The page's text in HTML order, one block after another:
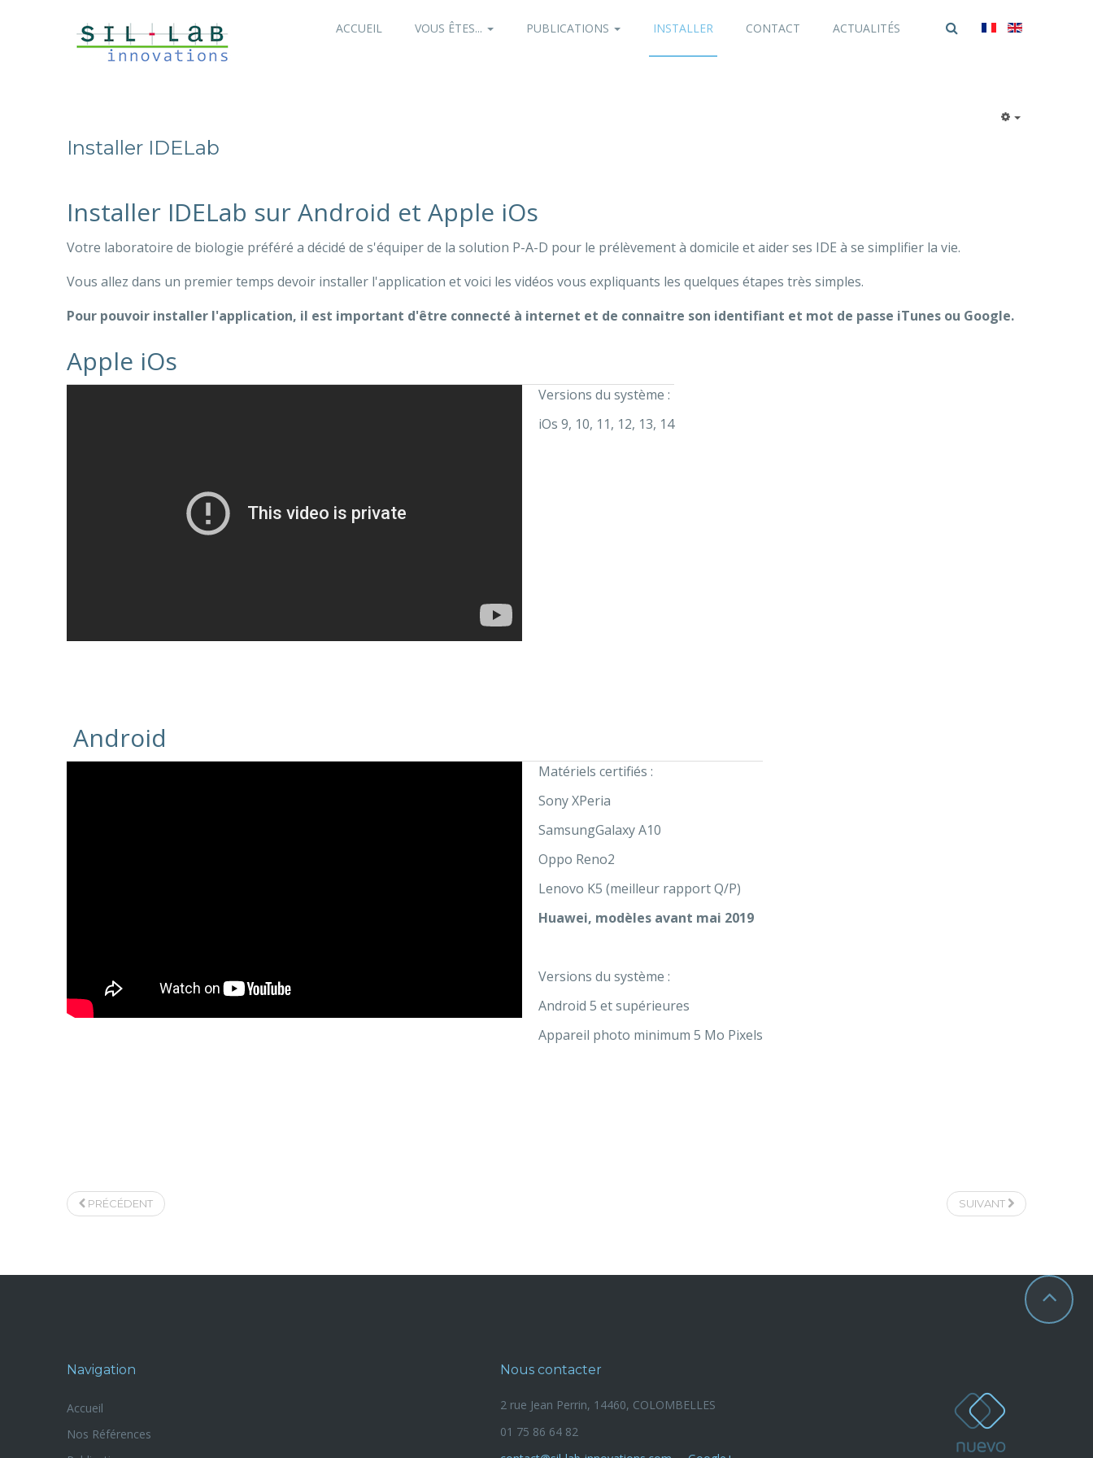
ACCUEIL VOUS ÊTES... PUBLICATIONS INSTALLER CONTACT ACTUALITÉS
Installer IDELab
Installer IDELab sur Android et Apple iOs
Votre laboratoire de biologie préféré a décidé de s'équiper de la solution P-A-D pour le prélèvement à domicile et aider ses IDE à se simplifier la vie.
Vous allez dans un premier temps devoir installer l'application et voici les vidéos vous expliquants les quelques étapes très simples.
Pour pouvoir installer l'application, il est important d'être connecté à internet et de connaitre son identifiant et mot de passe iTunes ou Google.
Apple iOs
Versions du système :
iOs 9, 10, 11, 12, 13, 14
Android
Matériels certifiés :
Sony XPeria
SamsungGalaxy A10
Oppo Reno2
Lenovo K5 (meilleur rapport Q/P)
Huawei, modèles avant mai 2019
Versions du système :
Android 5 et supérieures
Appareil photo minimum 5 Mo Pixels
PRÉCÉDENT SUIVANT
Navigation
Accueil
Nos Références
Nous contacter
2 rue Jean Perrin, 14460, COLOMBELLES
01 75 86 64 82